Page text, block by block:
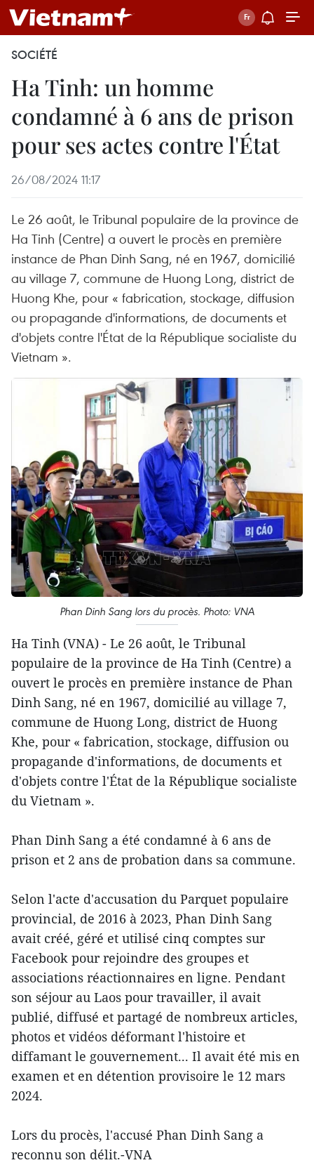
SOCIÉTÉ
Ha Tinh: un homme
condamné à 6 ans de prison
pour ses actes contre l'État
26/08/2024 11:17
Le 26 août, le Tribunal populaire de la province de
Ha Tinh (Centre) a ouvert le procès en première
instance de Phan Dinh Sang, né en 1967, domicilié
au village 7, commune de Huong Long, district de
Huong Khe, pour « fabrication, stockage, diffusion
ou propagande d'informations, de documents et
d'objets contre l'État de la République socialiste du
Vietnam ».
Phan Dinh Sang lors du procès. Photo: VNA
Ha Tinh (VNA) - Le 26 août, le Tribunal
populaire de la province de Ha Tinh (Centre) a
ouvert le procès en première instance de Phan
Dinh Sang, né en 1967, domicilié au village 7,
commune de Huong Long, district de Huong
Khe, pour « fabrication, stockage, diffusion ou
propagande d'informations, de documents et
d'objets contre l'État de la République socialiste
du Vietnam ».
Phan Dinh Sang a été condamné à 6 ans de
prison et 2 ans de probation dans sa commune.
Selon l'acte d'accusation du Parquet populaire
provincial, de 2016 à 2023, Phan Dinh Sang
avait créé, géré et utilisé cinq comptes sur
Facebook pour rejoindre des groupes et
associations réactionnaires en ligne. Pendant
son séjour au Laos pour travailler, il avait
publié, diffusé et partagé de nombreux articles,
photos et vidéos déformant l'histoire et
diffamant le gouvernement... Il avait été mis en
examen et en détention provisoire le 12 mars
2024.
Lors du procès, l'accusé Phan Dinh Sang a
reconnu son délit.-VNA